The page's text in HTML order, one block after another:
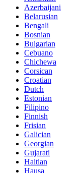
Azerbaijani
Belarusian
Bengali
Bosnian
Bulgarian
Cebuano
Chichewa
Corsican
Croatian
Dutch
Estonian
Filipino
Finnish
Frisian
Galician
Georgian
Gujarati
Haitian
Hausa